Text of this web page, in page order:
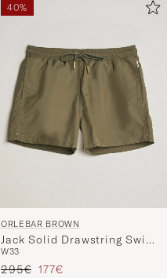
40%
ORLEBAR BROWN
Jack Solid Drawstring Swim
Shorts Herbal Green
W33
Regulärer Preis
295€ Reduzierter Preis
177€